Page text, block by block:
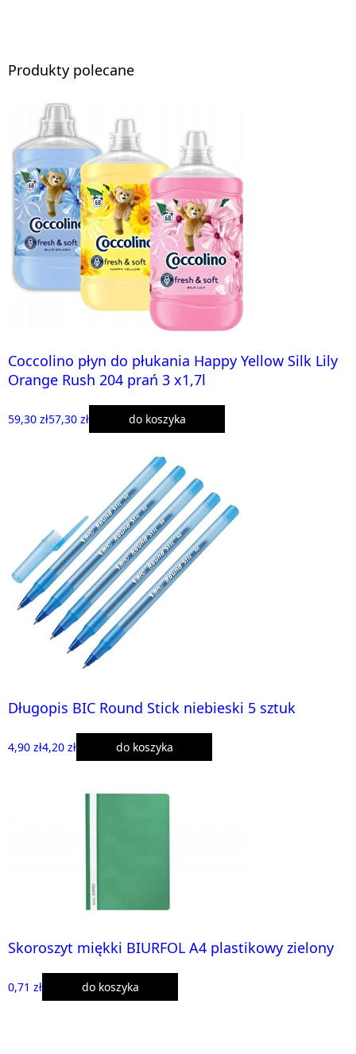
Produkty polecane
Coccolino płyn do płukania Happy Yellow Silk Lily
Orange Rush 204 prań 3 x1,7l
59,30 zł57,30 zł do koszyka
Długopis BIC Round Stick niebieski 5 sztuk
4,90 zł4,20 zł do koszyka
Skoroszyt miękki BIURFOL A4 plastikowy zielony
0,71 zł do koszyka